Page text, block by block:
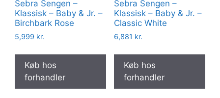
Sebra Sengen –
Klassisk – Baby & Jr. –
Birchbark Rose
5,999 kr.
Køb hos
forhandler
Sebra Sengen –
Klassisk – Baby & Jr. –
Classic White
6,881 kr.
Køb hos
forhandler